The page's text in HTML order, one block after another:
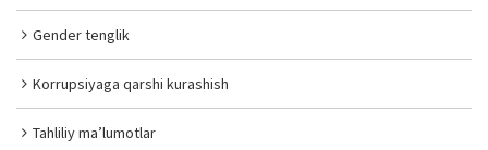
Gender tenglik
Korrupsiyaga qarshi kurashish
Tahliliy ma’lumotlar